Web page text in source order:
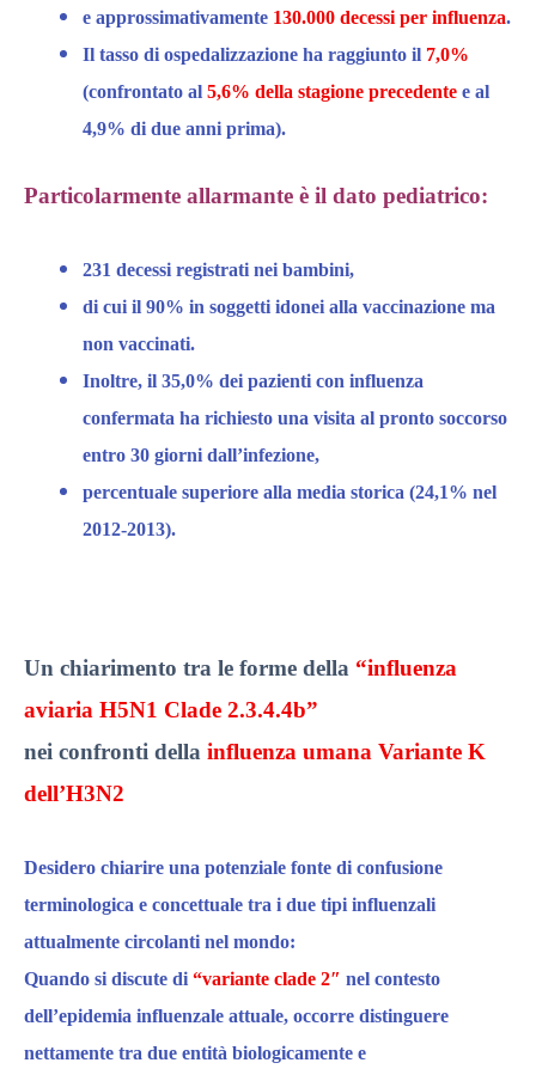
e approssimativamente 130.000 decessi per influenza.
Iltasso di ospedalizzazioneha raggiunto il 7,0%
(confrontato al5,6% della stagione precedente e al
4,9% di due anni prima).​
Particolarmente allarmante è il dato pediatrico:
231 decessi registrati nei bambini,
di cui il90% in soggetti idonei alla vaccinazione ma
non vaccinati.
Inoltre,il 35,0% dei pazienti con influenza
confermata ha richiesto una visita al pronto soccorso
entro 30 giorni dall’infezione,
percentuale superiore alla media storica(24,1% nel
2012-2013).​
Un chiarimento tra le forme della “influenza
aviaria H5N1 Clade 2.3.4.4b”
nei confronti della influenza umana Variante K
dell’H3N2
Desidero chiarire una potenziale fonte di confusione
terminologica e concettuale tra i due tipi influenzali
attualmente circolanti nel mondo:
Quando si discute di “variante clade 2″ nel contesto
dell’epidemia influenzale attuale, occorre distinguere
nettamente tra due entità biologicamente e